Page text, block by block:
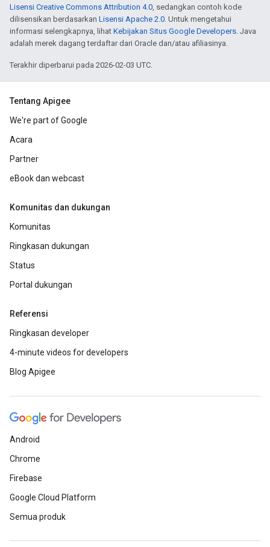
Lisensi Creative Commons Attribution 4.0, sedangkan contoh kode
dilisensikan berdasarkan Lisensi Apache 2.0. Untuk mengetahui
informasi selengkapnya, lihat Kebijakan Situs Google Developers. Java
adalah merek dagang terdaftar dari Oracle dan/atau afiliasinya.
Terakhir diperbarui pada 2026-02-03 UTC.
Tentang Apigee
We're part of Google
Acara
Partner
eBook dan webcast
Komunitas dan dukungan
Komunitas
Ringkasan dukungan
Status
Portal dukungan
Referensi
Ringkasan developer
4-minute videos for developers
Blog Apigee
Android
Chrome
Firebase
Google Cloud Platform
Semua produk